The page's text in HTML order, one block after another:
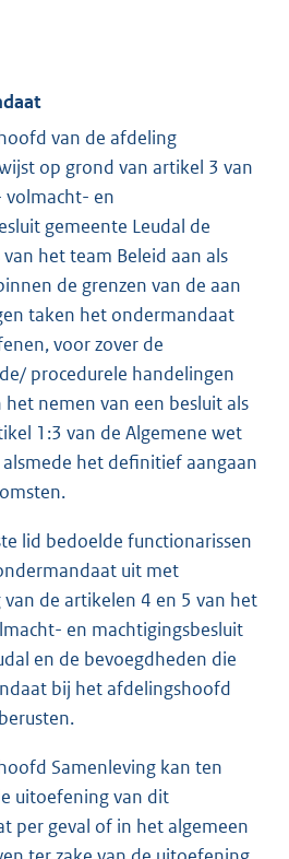
van de afdeling
op grond van artikel 3 van
en
gemeente Leudal de
het team Beleid aan als
de grenzen van de aan
taken het ondermandaat
voor zover de
procedurele handelingen
nemen van een besluit als
1:3 van de Algemene wet
het definitief aangaan
lid bedoelde functionarissen
uit met
de artikelen 4 en 5 van het
en machtigingsbesluit
en de bevoegdheden die
bij het afdelingshoofd
Samenleving kan ten
uitoefening van dit
per geval of in het algemeen